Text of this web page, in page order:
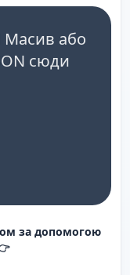
Масив або
сюди
за допомогою